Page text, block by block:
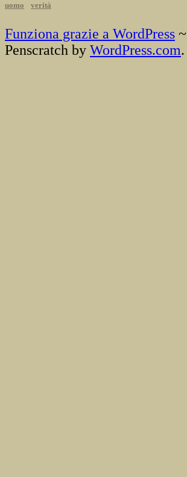
uomo verità
Funziona grazie a WordPress ~
Penscratch by WordPress.com.